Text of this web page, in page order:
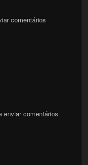
comentários
enviar comentários